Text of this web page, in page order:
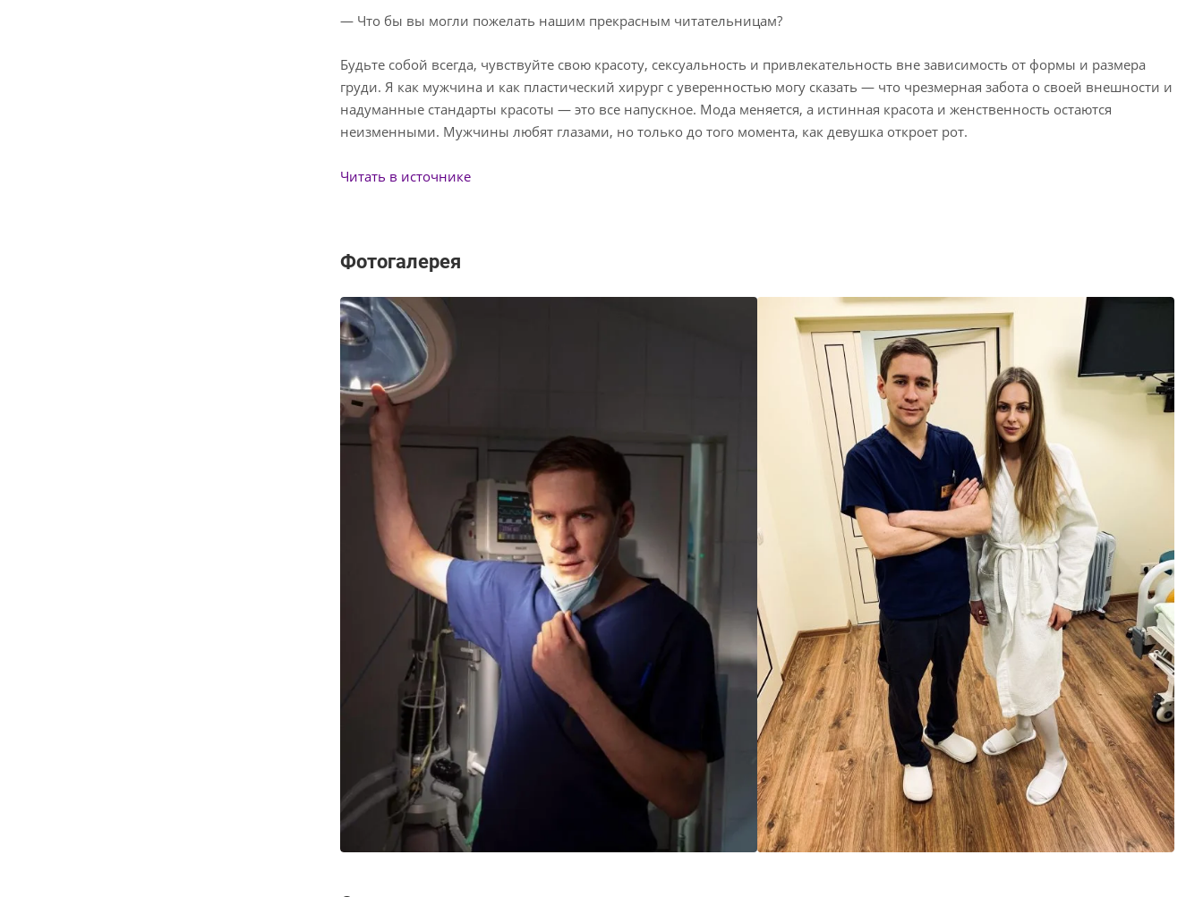
— Что бы вы могли пожелать нашим прекрасным читательницам?
Будьте собой всегда, чувствуйте свою красоту, сексуальность и привлекательность вне зависимость от формы и размера
груди. Я как мужчина и как пластический хирург с уверенностью могу сказать — что чрезмерная забота о своей внешности и
надуманные стандарты красоты — это все напускное. Мода меняется, а истинная красота и женственность остаются
неизменными. Мужчины любят глазами, но только до того момента, как девушка откроет рот.
Читать в источнике
Фотогалерея